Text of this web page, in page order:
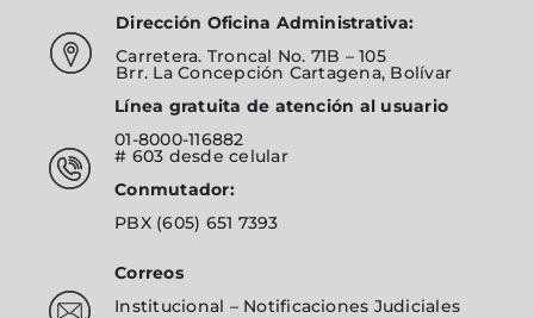
Dirección Oficina Administrativa:
Carretera. Troncal No. 71B – 105
Brr. La Concepción Cartagena, Bolívar
Línea gratuita de atención al usuario
01-8000-116882
# 603 desde celular
Conmutador:
PBX (605) 651 7393
Correos
Institucional – Notificaciones Judiciales